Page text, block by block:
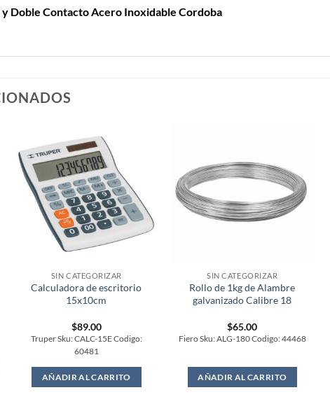
y Doble Contacto Acero Inoxidable Cordoba
SIN CATEGORIZAR
Calculadora de escritorio
15x10cm
$89.00
Truper Sku: CALC-15E Codigo:
60481
AÑADIR AL CARRITO
SIN CATEGORIZAR
Rollo de 1kg de Alambre
galvanizado Calibre 18
$65.00
Fiero Sku: ALG-180 Codigo: 44468
AÑADIR AL CARRITO